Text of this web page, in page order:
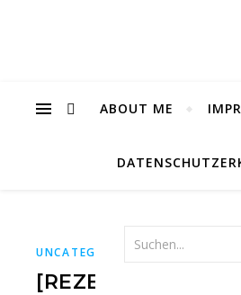
ABOUT ME
UNCATEGORIZED
[REZENSION]